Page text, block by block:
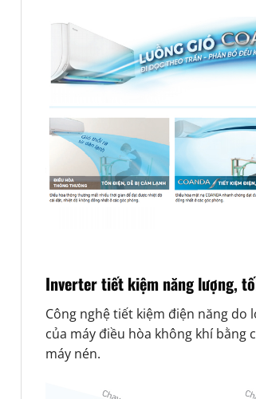
Inverter tiết kiệm năng lượng,
Công nghệ tiết kiệm điện năng
của máy điều hòa không khí bằng
máy nén.